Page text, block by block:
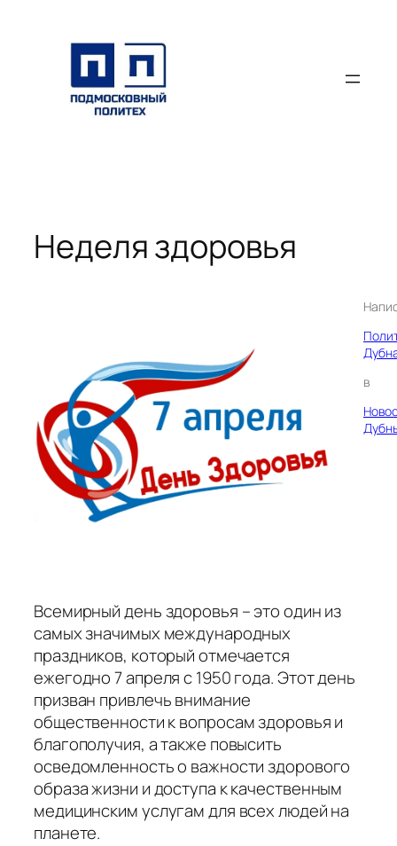
содержимому
Неделя здоровья
в
Всемирный день здоровья – это один из
самых значимых международных
праздников, который отмечается
ежегодно 7 апреля с 1950 года. Этот день
призван привлечь внимание
общественности к вопросам здоровья и
благополучия, а также повысить
осведомленность о важности здорового
образа жизни и доступа к качественным
медицинским услугам для всех людей на
планете.